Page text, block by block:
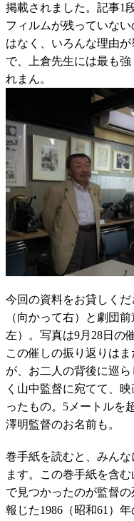
掲載されました。記事1
フィルムが残っていな
はなく、いろんな理由
で、上倉先生には最も
れまん。
今回の資料をお貸しく
（向かって右）と劇団
左）。写真は9月28日の
この催しの振り返りは
が、お二人の背後に巡
く山中監督に宛てて、
ったもの。5メートルを
澤明監督のお名前も。
巻手紙を読むと、みん
ます。この巻手紙を含
で見つかったのが監督
報じた1986（昭和61）